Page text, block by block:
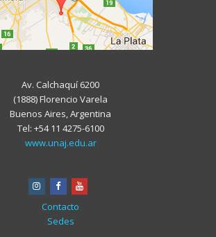
Av. Calchaquí 6200
(1888) Florencio Varela
Buenos Aires, Argentina
Tel: +54 11 4275-6100
www.unaj.edu.ar
instagram
facebookyoutube
Contacto
Sedes